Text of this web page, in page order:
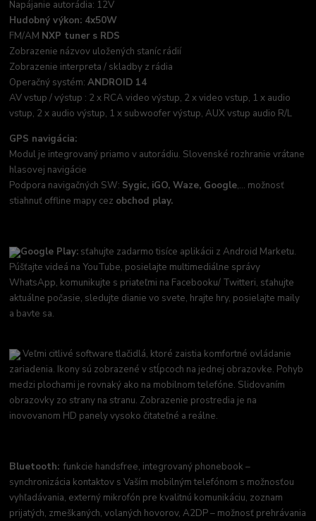
Napájanie autorádia: 12V
Hudobný výkon: 4x50W
FM/AM NXP tuner s RDS
Zobrazenie názvov uložených staníc rádií
Zobrazenie interpreta / skladby z rádia
Operačný systém:ANDROID 14
AV vstup / výstup : 2 x RCA video výstup, 2 x video vstup, 1 x audio
vstup, 2 x audio výstup, 1 x subwoofer výstup, AUX vstup audio R/L
GPS navigácia:
Modul je integrovaný priamo v autorádiu. Slovenské rozhranie vrátane
hlasovej navigácie
Podpora navigačných SW: Sygic, iGO, Waze, Google,... možnosť
stiahnuť offline mapy cez obchod play.
Google Play: sťahujte zadarmo tisíce aplikácii z Android Marketu.
Púšťajte videá na YouTube, posielajte multimediálne správy
WhatsApp, komunikujte s priateľmi na Facebooku/ Twitteri, sťahujte
aktuálne počasie, sledujte dianie vo svete, hrajte hry, posielajte maily
a bavte sa.
Veľmi citlivé software tlačidlá, ktoré zaistia komfortné ovládanie
zariadenia. Ikony sú zobrazené v stĺpcoch na jednej obrazovke. Pohyb
medzi plochami je rovnaký ako na mobilnom telefóne. Slidovaním
obrazovky zo strany na stranu. Zobrazenie prostredia je na
inovovanom HD panely vysoko čitateľné a reálne.
Bluetooth: funkcie handsfree, integrovaný phonebook –
synchronizácia kontaktov s Vaším mobilným telefónom s možnosťou
vyhľadávania, externý mikrofón pre kvalitnú komunikáciu, zoznam
prijatých, zmeškaných, volaných hovorov, A2DP – možnosť prehrávania